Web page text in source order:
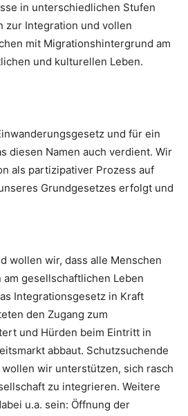
in unterschiedlichen Stufen
zur Integration und vollen
mit Migrationshintergrund am
und kulturellen Leben.
und für ein
diesen Namen auch verdient. Wir
als partizipativer Prozess auf
Grundgesetzes erfolgt und
wollen wir, dass alle Menschen
gesellschaftlichen Leben
Integrationsgesetz in Kraft
den Zugang zum
und Hürden beim Eintritt in
abbaut. Schutzsuchende
wir unterstützen, sich rasch
zu integrieren. Weitere
u.a. sein: Öffnung der